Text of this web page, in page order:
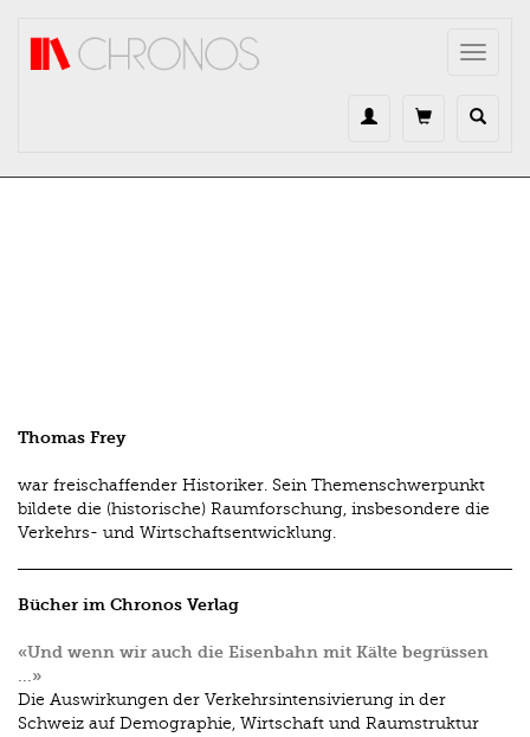
Toggle
Thomas Frey
war freischaffender Historiker. Sein Themenschwerpunkt
bildete die (historische) Raumforschung, insbesondere die
Verkehrs- und Wirtschaftsentwicklung.
Bücher im Chronos Verlag
«Und wenn wir auch die Eisenbahn mit Kälte begrüssen
…»
Die Auswirkungen der Verkehrsintensivierung in der
Schweiz auf Demographie, Wirtschaft und Raumstruktur